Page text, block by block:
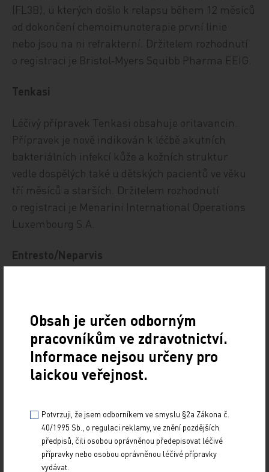
(FL3B), u kterých došlo k relapsu během 12 měsíců
od dokončení chemoimunoterapie první linie
nebo jsou na ni refrakterní. Držitelem rozhodnutí
o registraci je Bristol‑Myers Squibb Pharma EEIG.
Tenkasi
Léčivý přípravek Tenkasi obsahuje oritavancin.
Přípravek je nově indikován k léčbě akutních
bakteriálních infekcí kůže a kožních struktur
vedle dospělých také u dětských pacientů ve věku
tří měsíců a starších. Držitelem rozhodnutí
o registraci je Menarini International Operations
Luxembourg S.A.
Entresto/Neparvis
dospělých pacientů se symptomatickým
chronickým srdečním selháním se sníženou
ejekční frakcí nově indikován u dětí a dospívajících
ve věku jednoho roku nebo starších k léčbě
symptomatického chronického srdečního selhání
rozhodnutí o registraci je Novartis Europharm
Limited.
Ultomiris
Obsah je určen odborným
pracovníkům ve zdravotnictví.
Informace nejsou určeny pro
laickou veřejnost.
Potvrzuji, že jsem odborníkem ve smyslu §2a Zákona č.
40/1995 Sb., o regulaci reklamy, ve znění pozdějších
předpisů, čili osobou oprávněnou předepisovat léčivé
přípravky nebo osobou oprávněnou léčivé přípravky
vydávat.